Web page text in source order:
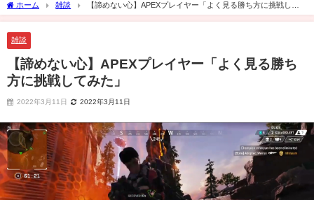
ホーム 雑談
【諦めない心】APEXプレイヤー「よく見る勝ち方に挑戦して
みた」
雑談
【諦めない心】APEXプレイヤー「よく見る勝ち
方に挑戦してみた」
2022年3月11日 2022年3月11日